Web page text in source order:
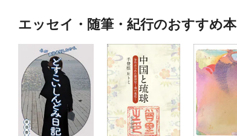
エッセイ・随筆・紀行のおすすめ本